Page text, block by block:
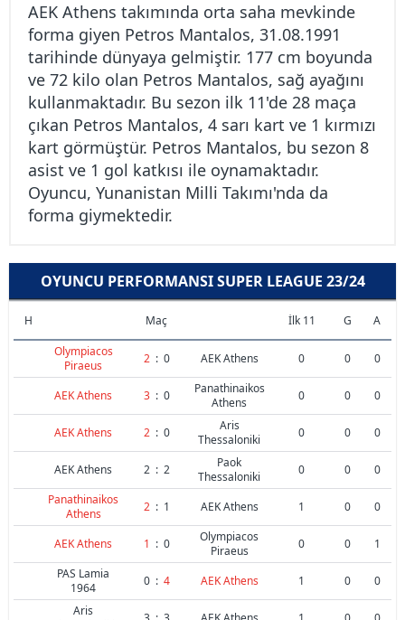
AEK Athens takımında orta saha mevkinde
forma giyen Petros Mantalos, 31.08.1991
tarihinde dünyaya gelmiştir. 177 cm boyunda
ve 72 kilo olan Petros Mantalos, sağ ayağını
kullanmaktadır. Bu sezon ilk 11'de 28 maça
çıkan Petros Mantalos, 4 sarı kart ve 1 kırmızı
kart görmüştür. Petros Mantalos, bu sezon 8
asist ve 1 gol katkısı ile oynamaktadır.
Oyuncu, Yunanistan Milli Takımı'nda da
forma giymektedir.
OYUNCU PERFORMANSI SUPER LEAGUE 23/24
H Maç İlk 11 G
A
Olympiacos
Piraeus
2 : 0 AEK Athens 0 0 0
AEK Athens 3 : 0
Panathinaikos
Athens
0 0 0
AEK Athens 2 : 0
Aris
Thessaloniki
0 0 0
AEK Athens 2 : 2
Paok
Thessaloniki
0 0
0
Panathinaikos
Athens
2 : 1 AEK Athens 1 0 0
AEK Athens 1 : 0
Olympiacos
Piraeus
0 0
1
PAS Lamia
1964
0 : 4 AEK Athens 1 0
0
Aris